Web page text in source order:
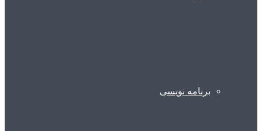
برنامه نویسی